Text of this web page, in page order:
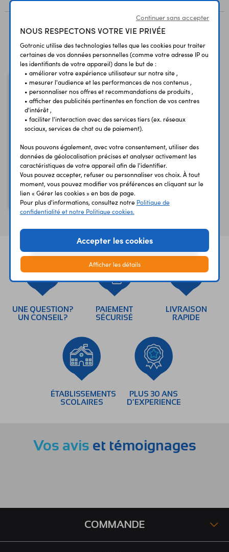
Vous avez déja consulté
Relais sensible
302270240020
24 Vcc - 2 inverseurs 2 A
UNE QUESTION?
UN CONSEIL?
PAIEMENT
SÉCURISÉ
LIVRAISON
RAPIDE
ÉTABLISSEMENTS
SCOLAIRES
PLUS 30 ANS
D’EXPERIENCE
Vos avis et témoignages
COMMANDE
Continuer sans accepter
NOUS RESPECTONS VOTRE VIE PRIVÉE
Gotronic utilise des technologies telles que les cookies pour traiter
certaines de vos données personnelles (comme votre adresse IP ou
les identifiants de votre appareil) dans le but de :
• améliorer votre expérience utilisateur sur notre site ,
• mesurer l'audience et les performances de nos contenus ,
• personnaliser nos offres et recommandations de produits ,
• afficher des publicités pertinentes en fonction de vos centres
d'intérêt ,
• faciliter l'interaction avec des services tiers (ex. réseaux
sociaux, services de chat ou de paiement).
Nous pouvons également, avec votre consentement, utiliser des
données de géolocalisation précises et analyser activement les
caractéristiques de votre appareil afin de l'identifier.
Vous pouvez accepter, refuser ou personnaliser vos choix. À tout
moment, vous pouvez modifier vos préférences en cliquant sur le
lien « Gérer les cookies » en bas de page.
Pour plus d'informations, consultez notre Politique de
confidentialité et notre Politique cookies.
Accepter les cookies
Afficher les détails